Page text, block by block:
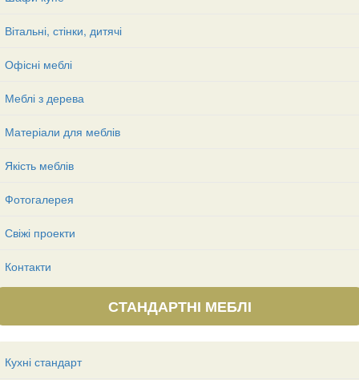
Вітальні, стінки, дитячі
Офісні меблі
Меблі з дерева
Матеріали для меблів
Якість меблів
Фотогалерея
Свіжі проекти
Контакти
СТАНДАРТНІ МЕБЛІ
Кухні стандарт